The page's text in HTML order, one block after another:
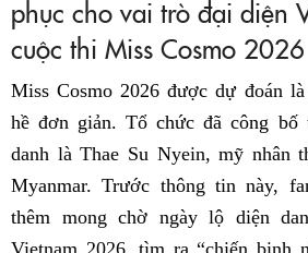
phục cho vai trò đại diện
cuộc thi Miss Cosmo 2026
Miss Cosmo 2026 được dự đoán
hề đơn giản. Tổ chức đã công
danh là Thae Su Nyein, mỹ nhân
Myanmar. Trước thông tin này,
thêm mong chờ ngày lộ diện
Vietnam 2026, tìm ra “chiến binh